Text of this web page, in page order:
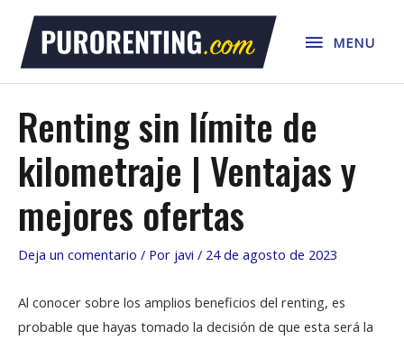
contenido
MENU
MENU
Renting sin límite de
kilometraje | Ventajas y
mejores ofertas
Deja un comentario / Por javi / 24 de agosto de 2023
Al conocer sobre los amplios beneficios del renting, es
probable que hayas tomado la decisión de que esta será la